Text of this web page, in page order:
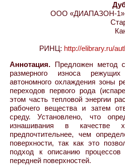
ООО «ДИАПАЗОН-1»,
РИНЦ: http://elibrary.ru/
Аннотация. Предложен метод
размерного износа
автономного охлаждения зоны
переходов первого рода
этом часть тепловой энергии
рабочего вещества и затем
среду. Установлено, что
изнашивания в качестве
предпочтительнее, чем
поверхности, так как это
подход к описанию
передней поверхностей.